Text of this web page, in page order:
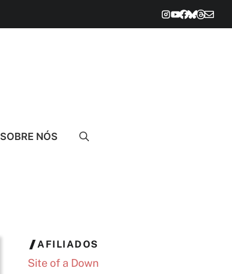
SOBRE NÓS
AFILIADOS
Site of a Down